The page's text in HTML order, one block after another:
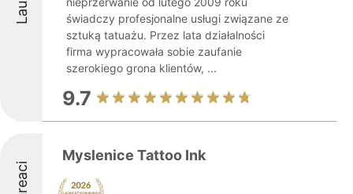
świadczy profesjonalne usługi związane ze
sztuką tatuażu. Przez lata działalności
firma wypracowała sobie zaufanie
szerokiego grona klientów, ...
9.7
Myslenice Tattoo Ink